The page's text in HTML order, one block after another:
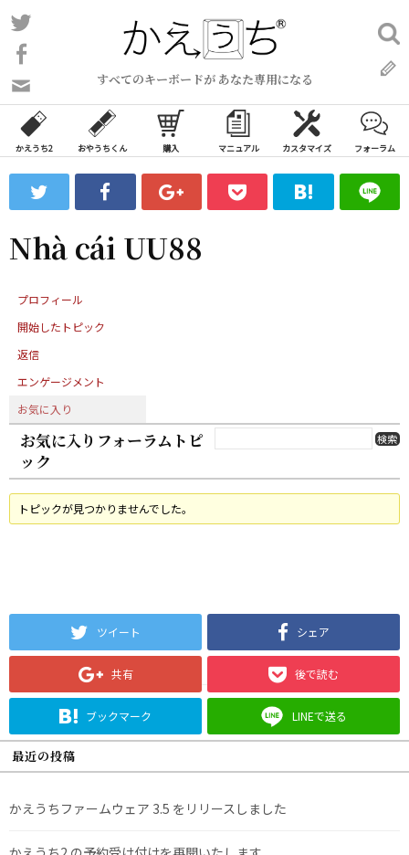
コ
ン
ン
ツ
ス
ッ
プ
すべてのキーボードが あなた専用になる
い
合
わ
フ
ォ
ム
検
索:
かえうち2 おやうちくん 購入 マニュアル カスタマイズ フォーラム
Nhà cái UU88
プロフィール
開始したトピック
返信
エンゲージメント
お気に入り
お気に入りフォーラムトピ
ック
トピックが見つかりませんでした。
ツイート シェア
共有 後で読む
ブックマーク LINEで送る
最近の投稿
かえうちファームウェア 3.5 をリリースしました